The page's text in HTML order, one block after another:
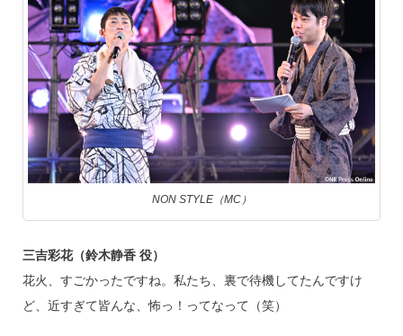
NON STYLE（MC）
三吉彩花（鈴木静香 役）
花火、すごかったですね。私たち、裏で待機してたんですけ
ど、近すぎて皆んな、怖っ！ってなって（笑）